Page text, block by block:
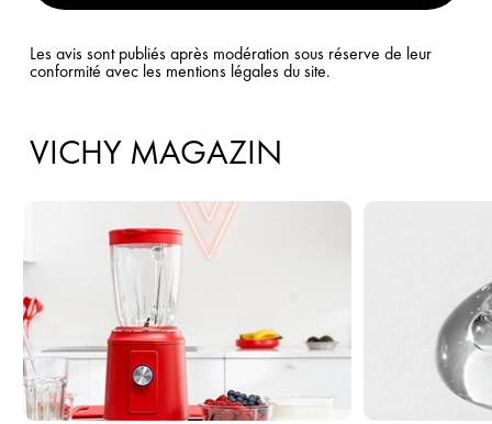
Les avis sont publiés après modération sous réserve de leur
conformité avec les mentions légales du site.
VICHY MAGAZIN